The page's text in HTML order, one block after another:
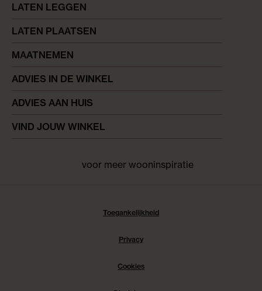
LATEN LEGGEN
LATEN PLAATSEN
MAATNEMEN
ADVIES IN DE WINKEL
ADVIES AAN HUIS
VIND JOUW WINKEL
voor meer wooninspiratie
Toegankelijkheid
Privacy
Cookies